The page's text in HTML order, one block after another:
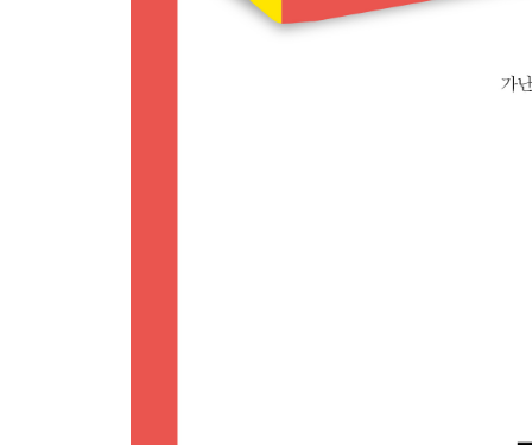
Story 38 _ 종교 사기꾼 193